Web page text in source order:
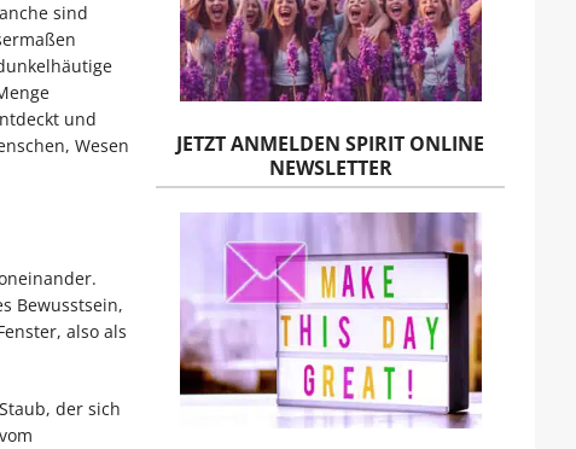
sind
und
Wesen
Bewusstsein,
also als
der sich
JETZT ANMELDEN SPIRIT ONLINE
NEWSLETTER